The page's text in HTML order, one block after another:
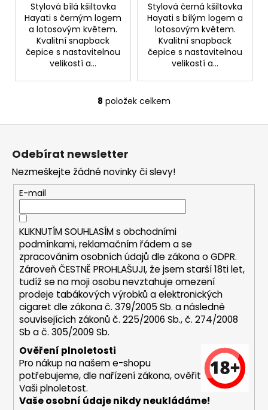
Stylová bílá kšiltovka
Hayati s černým logem
a lotosovým květem.
Kvalitní snapback
čepice s nastavitelnou
velikostí a...
Stylová černá kšiltovka
Hayati s bílým logem a
lotosovým květem.
Kvalitní snapback
čepice s nastavitelnou
velikostí a...
O
v
a
c
í
p
r
v
k
y
v
ý
p
i
8 položek celkem
Odebírat newsletter
Nezmeškejte žádné novinky či slevy!
E-mail
KLIKNUTÍM SOUHLASÍM s obchodními
podmínkami,reklamačním řádem a se
zpracováním osobních údajů dle zákona oGDPR.
Zároveň ČESTNĚ PROHLAŠUJI, že jsem starší 18ti let,
tudíž se na moji osobu nevztahuje omezení
prodeje tabákových výrobků a elektronických
cigaret dle zákona č. 379/2005 Sb. a následně
souvisejících zákonů č. 225/2006 Sb., č. 274/2008
Sb a č. 305/2009 Sb.
Ověření plnoletosti
Pro nákup na našem e-shopu
potřebujeme, dle nařízení zákona, ověřit
Vaši plnoletost.
Vaše osobní údaje nikdy neukládáme!